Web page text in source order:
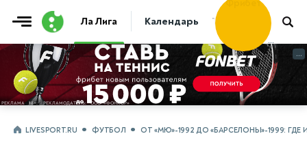
Ла Лига Календарь Таблица
...
...
LIVESPORT.RU ФУТБОЛ ОТ «МЮ»-1992 ДО «БАРСЕЛОНЫ»-1999: